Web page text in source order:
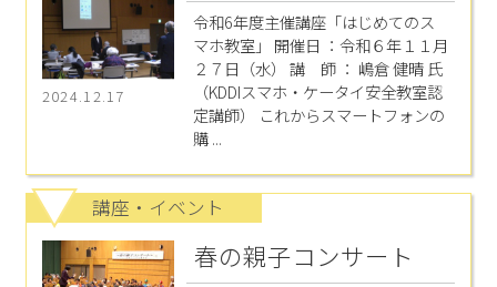
2024.12.17
令和6年度主催講座「はじめてのス
マホ教室」 開催日 ：令和６年１１月
２７日（水） 講 師 ： 嶋倉 健晴 氏
（KDDIスマホ・ケータイ安全教室認
定講師） これからスマートフォンの
購 ...
講座・イベント
春の親子コンサート